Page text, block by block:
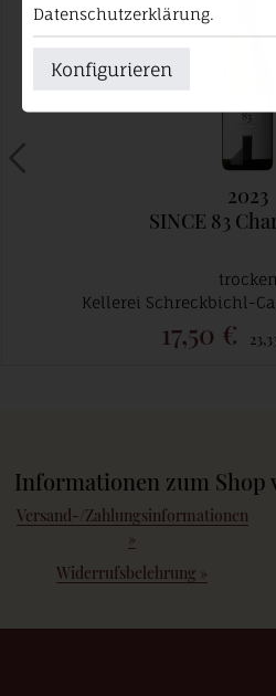
2023
SINCE 83
trocken
Kellerei Schreckbichl-
17,50 €
Informationen zum Shop
Versand-/Zahlungsinformationen
»
Widerrufsbelehrung »
Datenschutzerklärung.
Konfigurieren